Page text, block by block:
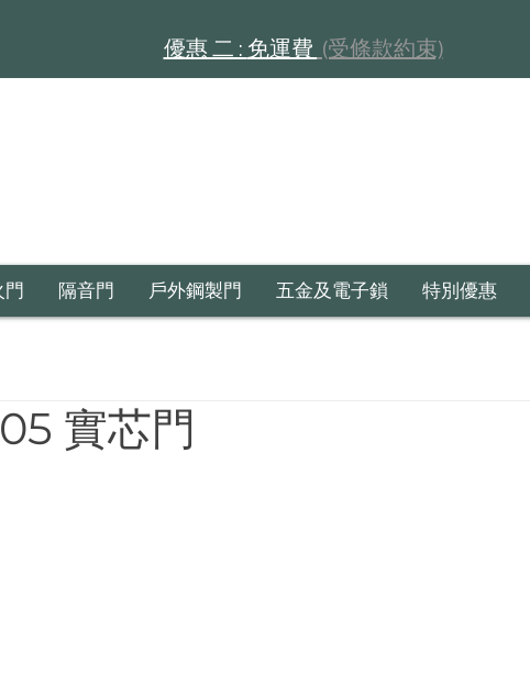
​​優惠 二 : 免運費 (受條款約束)
門 隔音門 戶外鋼製門 五金及電子鎖 特別優惠
實芯門